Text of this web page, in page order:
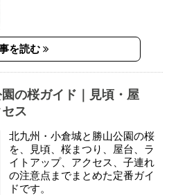
を読む
の桜ガイド｜見頃・屋
ス
北九州・小倉城と勝山公園の桜
を、見頃、桜まつり、屋台、ラ
イトアップ、アクセス、子連れ
の注意点までまとめた定番ガイ
ドです。